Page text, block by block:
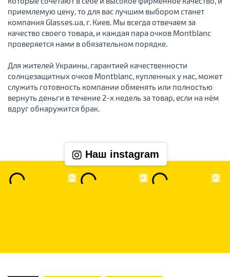
приемлемую цену, то для вас лучшим выбором станет
компания Glasses.ua, г. Киев. Мы всегда отвечаем за
качество своего товара, и каждая пара очков Montblanc
проверяется нами в обязательном порядке.
Для жителей Украины, гарантией качественности
солнцезащитных очков Montblanc, купленных у нас, может
служить готовность компании обменять или полностью
вернуть деньги в течение 2-х недель за товар, если на нём
вдруг обнаружится брак.
Наш instagram